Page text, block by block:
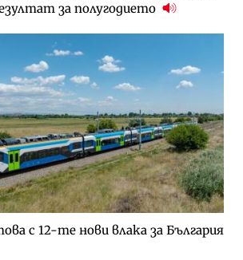
за полугодието
с 12-те нови влака за България